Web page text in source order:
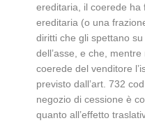
ereditaria, il coerede ha
ereditaria (o una
diritti che gli spettano
dell’asse, e che,
coerede del venditore
previsto dall’art. 732
negozio di cessione è
quanto all’effetto